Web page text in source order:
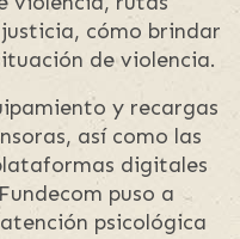
cómo brindar
de violencia.
y recargas
así como las
digitales
puso a
psicológica